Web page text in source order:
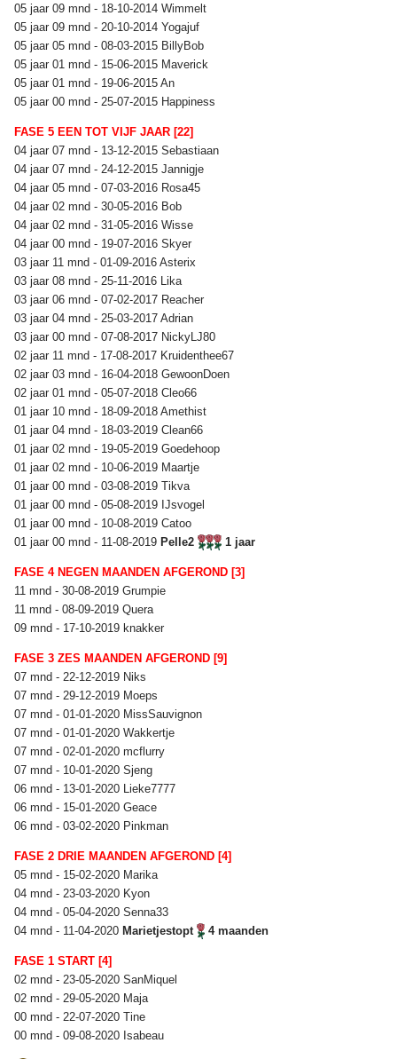
05 jaar 09 mnd - 18-10-2014 Wimmelt
05 jaar 09 mnd - 20-10-2014 Yogajuf
05 jaar 05 mnd - 08-03-2015 BillyBob
05 jaar 01 mnd - 15-06-2015 Maverick
05 jaar 01 mnd - 19-06-2015 An
05 jaar 00 mnd - 25-07-2015 Happiness
FASE 5 EEN TOT VIJF JAAR [22]
04 jaar 07 mnd - 13-12-2015 Sebastiaan
04 jaar 07 mnd - 24-12-2015 Jannigje
04 jaar 05 mnd - 07-03-2016 Rosa45
04 jaar 02 mnd - 30-05-2016 Bob
04 jaar 02 mnd - 31-05-2016 Wisse
04 jaar 00 mnd - 19-07-2016 Skyer
03 jaar 11 mnd - 01-09-2016 Asterix
03 jaar 08 mnd - 25-11-2016 Lika
03 jaar 06 mnd - 07-02-2017 Reacher
03 jaar 04 mnd - 25-03-2017 Adrian
03 jaar 00 mnd - 07-08-2017 NickyLJ80
02 jaar 11 mnd - 17-08-2017 Kruidenthee67
02 jaar 03 mnd - 16-04-2018 GewoonDoen
02 jaar 01 mnd - 05-07-2018 Cleo66
01 jaar 10 mnd - 18-09-2018 Amethist
01 jaar 04 mnd - 18-03-2019 Clean66
01 jaar 02 mnd - 19-05-2019 Goedehoop
01 jaar 02 mnd - 10-06-2019 Maartje
01 jaar 00 mnd - 03-08-2019 Tikva
01 jaar 00 mnd - 05-08-2019 IJsvogel
01 jaar 00 mnd - 10-08-2019 Catoo
01 jaar 00 mnd - 11-08-2019 Pelle2 1 jaar
FASE 4 NEGEN MAANDEN AFGEROND [3]
11 mnd - 30-08-2019 Grumpie
11 mnd - 08-09-2019 Quera
09 mnd - 17-10-2019 knakker
FASE 3 ZES MAANDEN AFGEROND [9]
07 mnd - 22-12-2019 Niks
07 mnd - 29-12-2019 Moeps
07 mnd - 01-01-2020 MissSauvignon
07 mnd - 01-01-2020 Wakkertje
07 mnd - 02-01-2020 mcflurry
07 mnd - 10-01-2020 Sjeng
06 mnd - 13-01-2020 Lieke7777
06 mnd - 15-01-2020 Geace
06 mnd - 03-02-2020 Pinkman
FASE 2 DRIE MAANDEN AFGEROND [4]
05 mnd - 15-02-2020 Marika
04 mnd - 23-03-2020 Kyon
04 mnd - 05-04-2020 Senna33
04 mnd - 11-04-2020 Marietjestopt 4 maanden
FASE 1 START [4]
02 mnd - 23-05-2020 SanMiquel
02 mnd - 29-05-2020 Maja
00 mnd - 22-07-2020 Tine
00 mnd - 09-08-2020 Isabeau